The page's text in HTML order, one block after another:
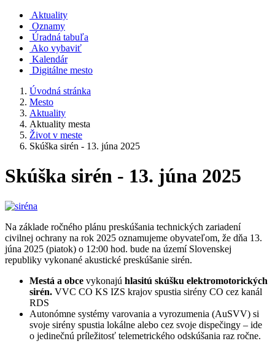
Aktuality
Oznamy
Úradná tabuľa
Ako vybaviť
Kalendár
Digitálne mesto
Úvodná stránka
Mesto
Aktuality
Aktuality mesta
Život v meste
Skúška sirén - 13. júna 2025
Skúška sirén - 13. júna 2025
Na základe ročného plánu preskúšania technických zariadení
civilnej ochrany na rok 2025 oznamujeme obyvateľom, že dňa 13.
júna 2025 (piatok) o 12:00 hod. bude na území Slovenskej
republiky vykonané akustické preskúšanie sirén.
Mestá a obce vykonajú hlasitú skúšku elektromotorických
sirén. VVC CO KS IZS krajov spustia sirény CO cez kanál
RDS
Autonómne systémy varovania a vyrozumenia (AuSVV) si
svoje sirény spustia lokálne alebo cez svoje dispečingy – ide
o jedinečnú príležitosť telemetrického odskúšania raz ročne.